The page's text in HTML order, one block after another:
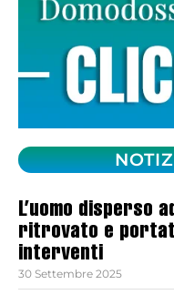
L’uomo disperso
ritrovato e
interventi
30 Settembre 2025